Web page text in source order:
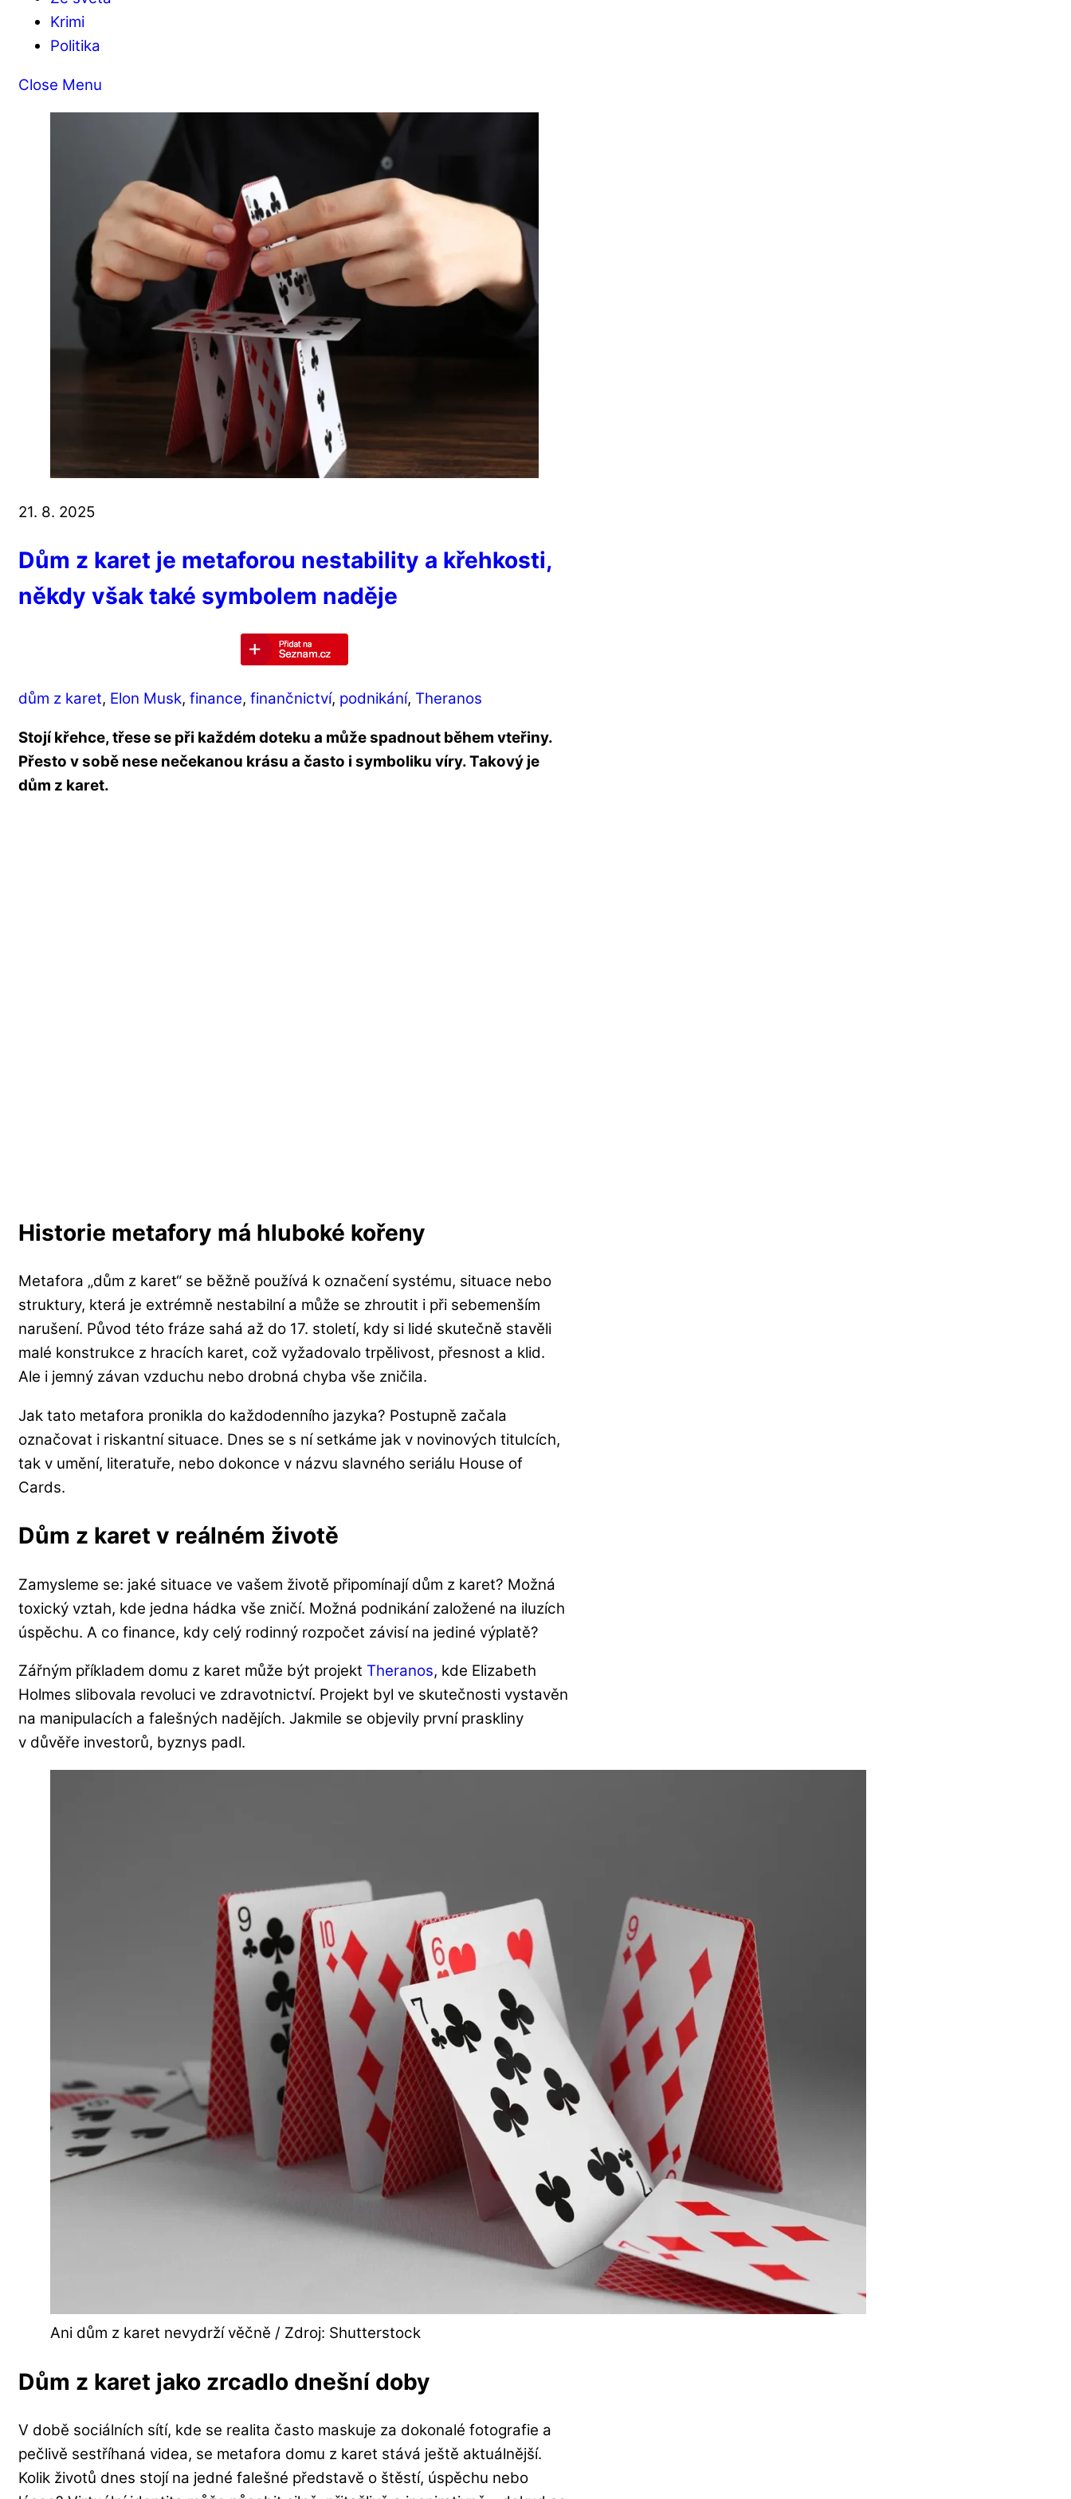
Krimi
Politika
Close Menu
21. 8. 2025
Dům z karet je metaforou nestability a křehkosti,
někdy však také symbolem naděje
dům z karet, Elon Musk, finance, finančnictví, podnikání, Theranos
Stojí křehce, třese se při každém doteku a může spadnout během vteřiny.
Přesto v sobě nese nečekanou krásu a často i symboliku víry. Takový je
dům z karet.
Historie metafory má hluboké kořeny
Metafora „dům z karet“ se běžně používá k označení systému, situace nebo
struktury, která je extrémně nestabilní a může se zhroutit i při sebemenším
narušení. Původ této fráze sahá až do 17. století, kdy si lidé skutečně stavěli
malé konstrukce z hracích karet, což vyžadovalo trpělivost, přesnost a klid.
Ale i jemný závan vzduchu nebo drobná chyba vše zničila.
Jak tato metafora pronikla do každodenního jazyka? Postupně začala
označovat i riskantní situace. Dnes se s ní setkáme jak v novinových titulcích,
tak v umění, literatuře, nebo dokonce v názvu slavného seriálu House of
Cards.
Dům z karet v reálném životě
Zamysleme se: jaké situace ve vašem životě připomínají dům z karet? Možná
toxický vztah, kde jedna hádka vše zničí. Možná podnikání založené na iluzích
úspěchu. A co finance, kdy celý rodinný rozpočet závisí na jediné výplatě?
Zářným příkladem domu z karet může být projekt Theranos, kde Elizabeth
Holmes slibovala revoluci ve zdravotnictví. Projekt byl ve skutečnosti vystavěn
na manipulacích a falešných nadějích. Jakmile se objevily první praskliny
v důvěře investorů, byznys padl.
Ani dům z karet nevydrží věčně / Zdroj: Shutterstock
Dům z karet jako zrcadlo dnešní doby
V době sociálních sítí, kde se realita často maskuje za dokonalé fotografie a
pečlivě sestříhaná videa, se metafora domu z karet stává ještě aktuálnější.
Kolik životů dnes stojí na jedné falešné představě o štěstí, úspěchu nebo